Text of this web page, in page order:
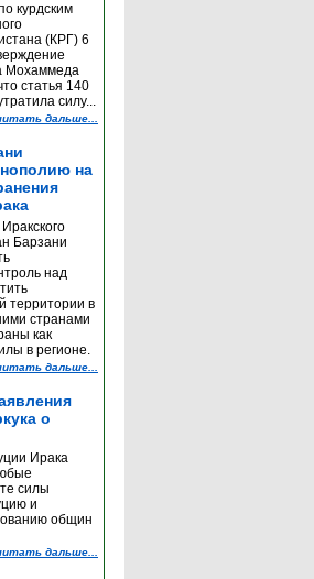
курдским
(КРГ) 6
Мохаммеда
статья 140
силу...
дальше...
на
Барзани
над
территории в
странами
как
в регионе.
дальше...
о
Ирака
силы
и
общин
дальше...